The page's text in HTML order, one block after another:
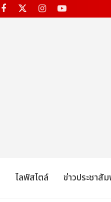
ไลฟ์สไตล์ ข่าวประชาสั